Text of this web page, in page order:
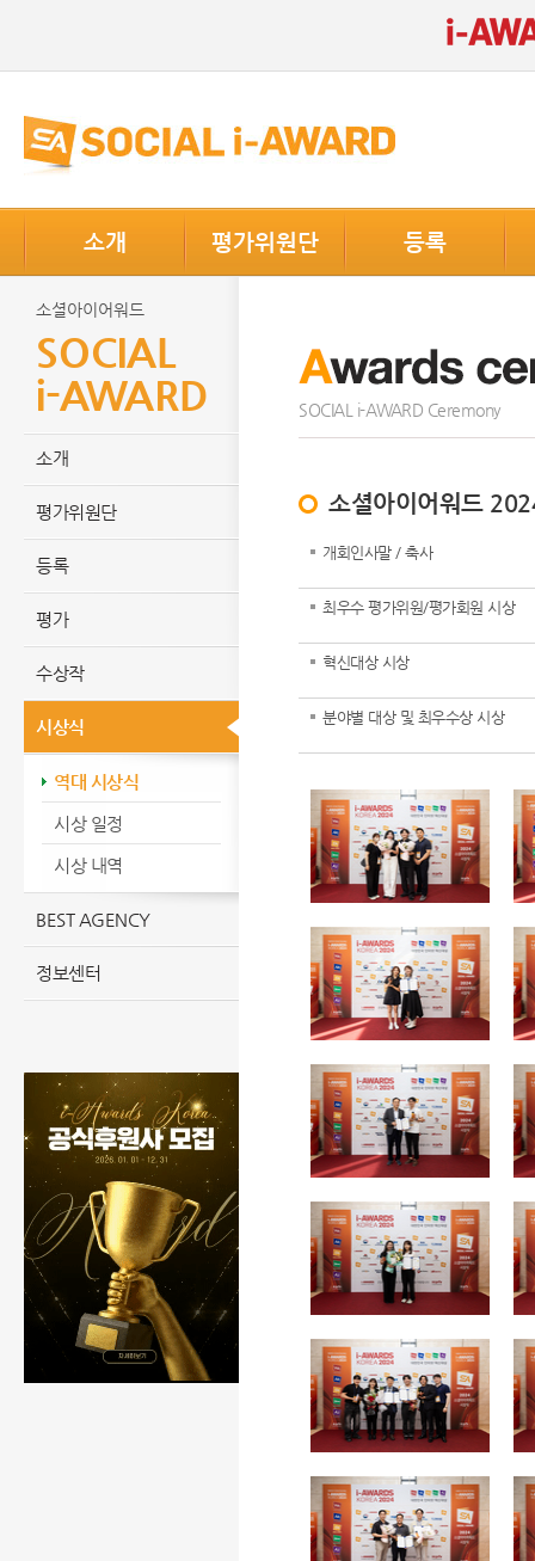
소개 평가위원단 등록
SOCIAL i-AWARD Ceremony
소셜아이어워드
개회인사말 / 축사
최우수 평가위원/평가회원 시상
혁신대상 시상
분야별 대상 및 최우수상 시상
소셜아이어워드
SOCIAL
i-AWARD
소개
평가위원단
등록
평가
수상작
시상식
역대 시상식
시상 일정
시상 내역
BEST AGENCY
정보센터